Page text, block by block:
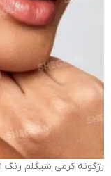
رژگونه کرمی شیگلم رنگ Spring Blossom